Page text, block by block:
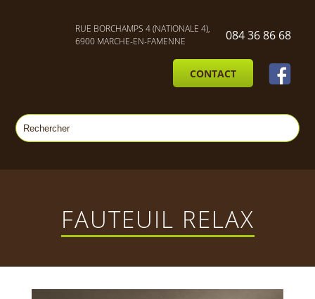
RUE BORCHAMPS 4 (NATIONALE 4),
6900 MARCHE-EN-FAMENNE
084 36 86 68
CONTACT
FAUTEUIL RELAX